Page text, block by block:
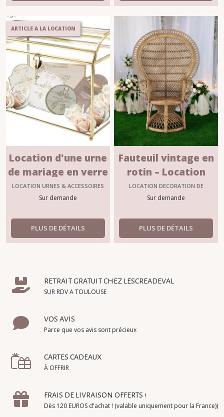
ARTICLE A LA LOCATION
Location d'une urne
de mariage en verre
doré – Toulouse
LOCATION URNES & ACCESSOIRES
LIVRE D'OR
Sur demande
PLUS DE DÉTAILS
Fauteuil vintage en
rotin – Location
décoration mariage
bohème à Toulouse
LOCATION DECORATION DE
CEREMONIE
Sur demande
PLUS DE DÉTAILS
RETRAIT GRATUIT CHEZ LESCREADEVAL
SUR RDV A TOULOUSE
VOS AVIS
Parce que vos avis sont précieux
CARTES CADEAUX
À OFFRIR
FRAIS DE LIVRAISON OFFERTS !
Dès 120 EUROS d'achat ! (valable uniquement pour la France))